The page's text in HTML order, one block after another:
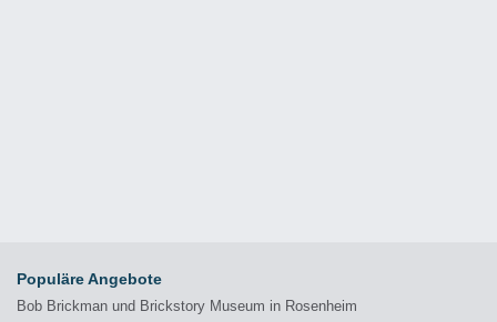
Populäre Angebote
Bob Brickman und Brickstory Museum in Rosenheim